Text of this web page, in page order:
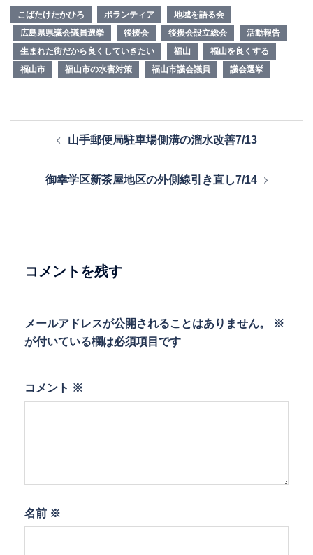
こばたけたかひろ ボランティア
地域を語る会
広島県県議会議員選挙
後援会 後援会設立総会
活動報告
生まれた街だから良くしていきたい
福山
福山を良くする
福山市
福山市の水害対策 福山市議会議員 議会選挙
ョ
山手郵便局駐車場側溝の溜水改善7/13
御幸学区新茶屋地区の外側線引き直し7/14
コメントを残す
メールアドレスが公開されることはありません。
※
が付いている欄は必須項目です
コメント ※
名前 ※